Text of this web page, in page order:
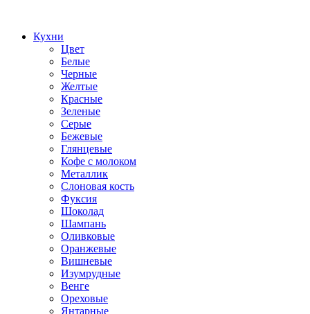
Кухни
Цвет
Белые
Черные
Желтые
Красные
Зеленые
Серые
Бежевые
Глянцевые
Кофе с молоком
Металлик
Слоновая кость
Фуксия
Шоколад
Шампань
Оливковые
Оранжевые
Вишневые
Изумрудные
Венге
Ореховые
Янтарные